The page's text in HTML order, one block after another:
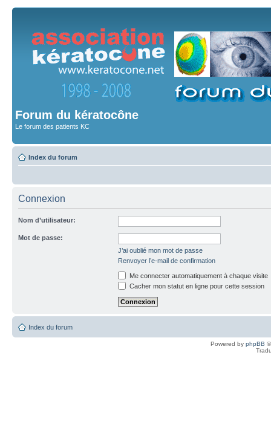
Forum du kératocône
Le forum des patients KC
Index du forum
Connexion
Nom d’utilisateur:
Mot de passe:
J’ai oublié mon mot de passe
Renvoyer l’e-mail de confirmation
Me connecter automatiquement à chaque visite
Cacher mon statut en ligne pour cette session
Index du forum
Powered by phpBB